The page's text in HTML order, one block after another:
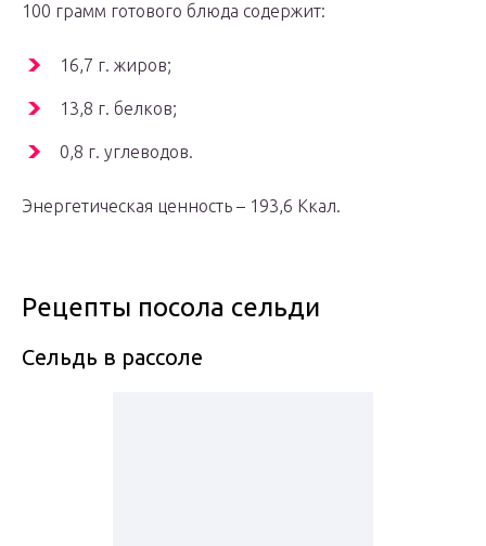
100 грамм готового блюда содержит:
16,7 г. жиров;
13,8 г. белков;
0,8 г. углеводов.
Энергетическая ценность – 193,6 Ккал.
Рецепты посола сельди
Сельдь в рассоле